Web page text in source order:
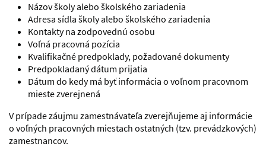
Názov školy alebo školského zariadenia
Adresa sídla školy alebo školského zariadenia
Kontakty na zodpovednú osobu
Voľná pracovná pozícia
Kvalifikačné predpoklady, požadované dokumenty
Predpokladaný dátum prijatia
Dátum do kedy má byť informácia o voľnom pracovnom
mieste zverejnená
V prípade záujmu zamestnávateľa zverejňujeme aj informácie
o voľných pracovných miestach ostatných (tzv. prevádzkových)
zamestnancov.